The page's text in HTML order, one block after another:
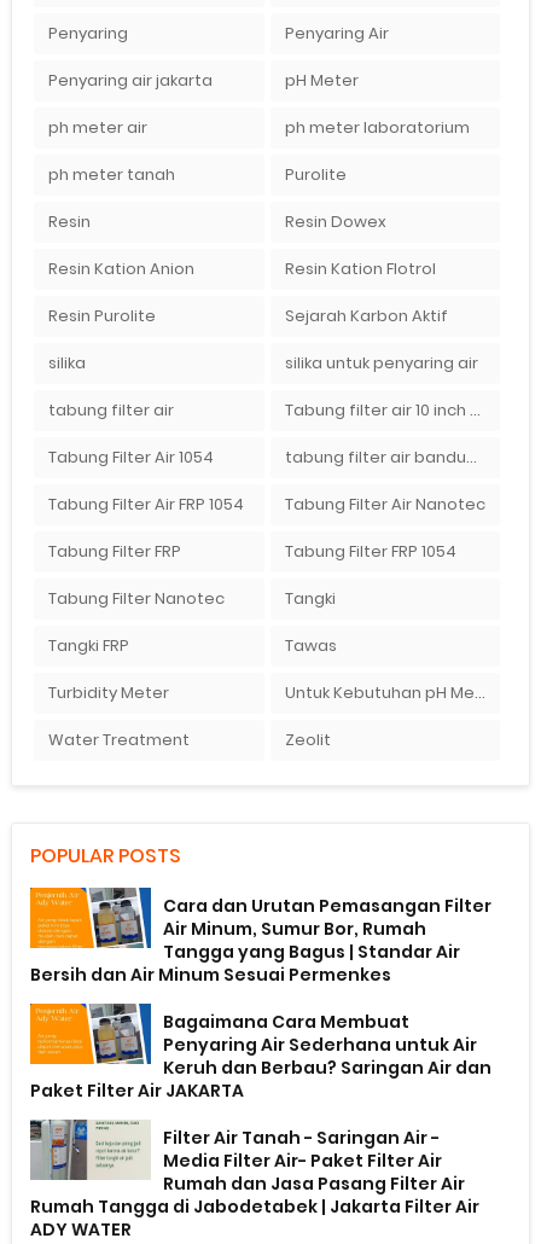
Penyaring Penyaring Air
Penyaring air jakarta pH Meter
ph meter air ph meter laboratorium
ph meter tanah Purolite
Resin Resin Dowex
Resin Kation Anion Resin Kation Flotrol
Resin Purolite Sejarah Karbon Aktif
silika silika untuk penyaring air
tabung filter air Tabung filter air 10 inch Agen tabung filter nanotec di bandung"
Tabung Filter Air 1054 tabung filter air bandung
Tabung Filter Air FRP 1054 Tabung Filter Air Nanotec
Tabung Filter FRP Tabung Filter FRP 1054
Tabung Filter Nanotec Tangki
Tangki FRP Tawas
Turbidity Meter Untuk Kebutuhan pH Meter Murah Hanya Di Ady Water
Water Treatment Zeolit
POPULAR POSTS
Cara dan Urutan Pemasangan Filter
Air Minum, Sumur Bor, Rumah
Tangga yang Bagus | Standar Air
Bersih dan Air Minum Sesuai Permenkes
Bagaimana Cara Membuat
Penyaring Air Sederhana untuk Air
Keruh dan Berbau? Saringan Air dan
Paket Filter Air JAKARTA
Filter Air Tanah - Saringan Air -
Media Filter Air- Paket Filter Air
Rumah dan Jasa Pasang Filter Air
Rumah Tangga di Jabodetabek | Jakarta Filter Air
ADY WATER